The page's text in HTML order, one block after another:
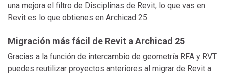
una mejora el filtro de Disciplinas de Revit, lo que vas en
Revit es lo que obtienes en Archicad 25.
Migración más fácil de Revit a Archicad 25
Gracias a la función de intercambio de geometría RFA y RVT
puedes reutilizar proyectos anteriores al migrar de Revit a